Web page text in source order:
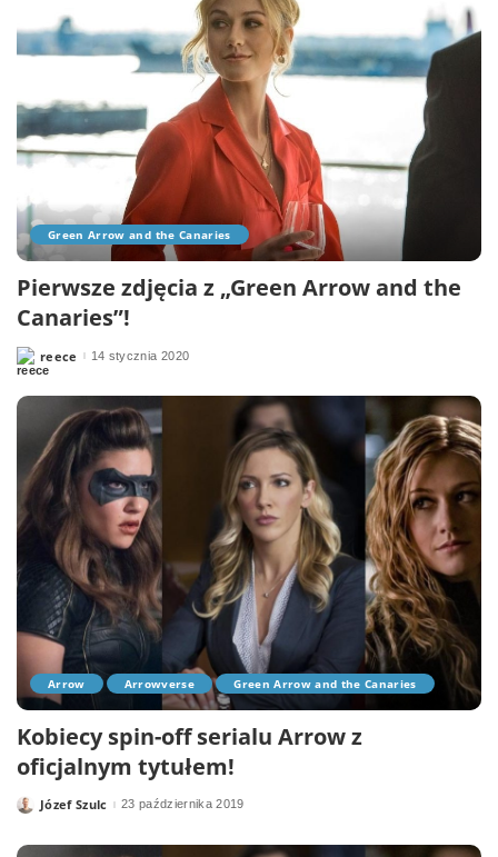
Green Arrow and the Canaries
Pierwsze zdjęcia z „Green Arrow and the
Canaries”!
Posted
by
reece 14 stycznia 2020
Arrow Arrowverse Green Arrow and the Canaries
Kobiecy spin-off serialu Arrow z
oficjalnym tytułem!
PostedJózef Szulc 23 października 2019